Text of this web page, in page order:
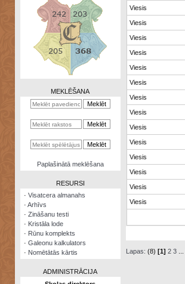
Zināšanu
kalkulators
Nomētātās
MEKLĒŠANA
Paplašinātā meklēšana
RESURSI
· Visatcera almanahs
· Arhīvs
· Zināšanu testi
· Kristāla lode
· Rūnu komplekts
· Galeonu kalkulators
· Nomētātās kārtis
ADMINISTRĀCIJA
Viesis
Viesis
Viesis
Viesis
Viesis
Viesis
Viesis
Viesis
Viesis
Viesis
Viesis
Viesis
Viesis
Viesis
Lapas: (8) [1] 2 3...